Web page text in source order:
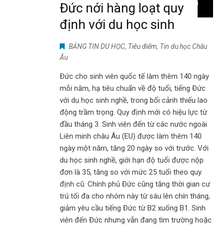
Đức nới hàng loạt quy
định với du học sinh
BẢNG TIN DU HỌC, Tiêu điểm, Tin du học Châu
Âu
Đức cho sinh viên quốc tế làm thêm 140 ngày
mỗi năm, hạ tiêu chuẩn về độ tuổi, tiếng Đức
với du học sinh nghề, trong bối cảnh thiếu lao
động trầm trọng. Quy định mới có hiệu lực từ
đầu tháng 3. Sinh viên đến từ các nước ngoài
Liên minh châu Âu (EU) được làm thêm 140
ngày một năm, tăng 20 ngày so với trước. Với
du học sinh nghề, giới hạn độ tuổi được nộp
đơn là 35, tăng so với mức 25 tuổi theo quy
định cũ. Chính phủ Đức cũng tăng thời gian cư
trú tối đa cho nhóm này từ sáu lên chín tháng,
giảm yêu cầu tiếng Đức từ B2 xuống B1. Sinh
viên đến Đức nhưng vẫn đang tìm trường hoặc